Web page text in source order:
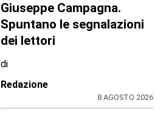
Giuseppe Campagna.
Spuntano le segnalazioni
dei lettori
di
Redazione
8 AGOSTO 2026